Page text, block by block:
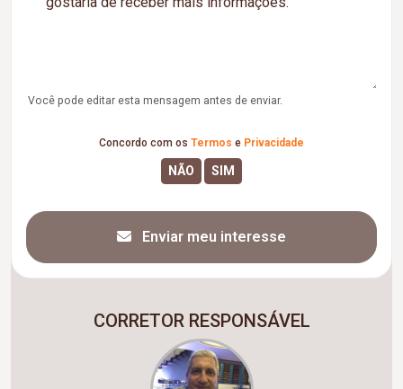
Você pode editar esta mensagem antes de enviar.
Concordo com os Termos e Privacidade
Enviar meu interesse
CORRETOR RESPONSÁVEL